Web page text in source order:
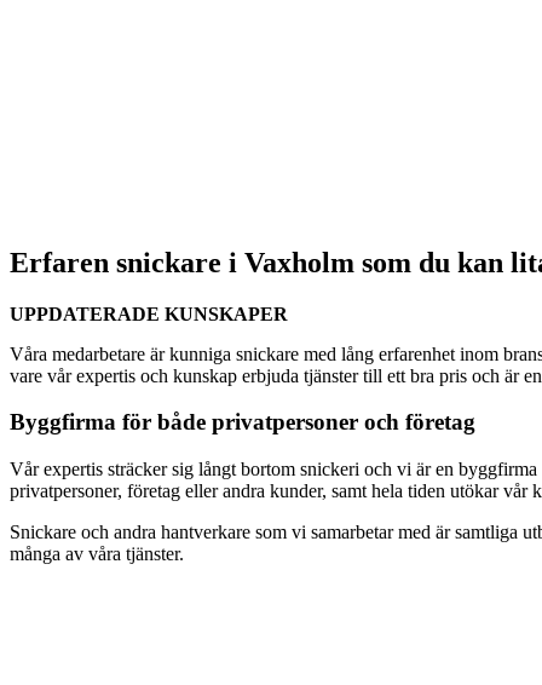
Erfaren snickare i Vaxholm som du kan
UPPDATERADE KUNSKAPER
Våra medarbetare är kunniga snickare med lång erfarenhet inom
vare vår expertis och kunskap erbjuda tjänster till ett bra pris och är
Byggfirma för både privatpersoner och företag
Vår expertis sträcker sig långt bortom snickeri och vi är en
privatpersoner, företag eller andra kunder, samt hela tiden utökar vår
Snickare och andra hantverkare som vi samarbetar med är samtliga
många av våra tjänster.